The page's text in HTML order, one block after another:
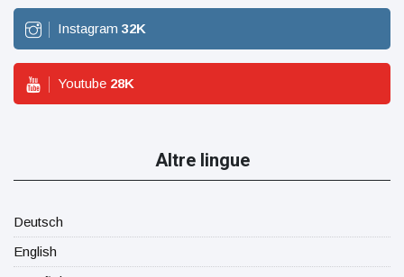
Instagram 32K
Youtube 28K
Altre lingue
Deutsch
English